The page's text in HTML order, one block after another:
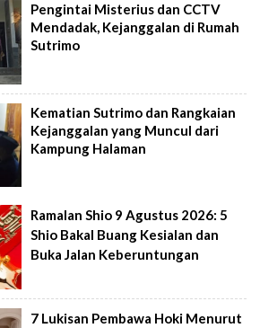
Pengintai Misterius dan CCTV
Mendadak, Kejanggalan di Rumah
Sutrimo
Kematian Sutrimo dan Rangkaian
Kejanggalan yang Muncul dari
Kampung Halaman
Ramalan Shio 9 Agustus 2026: 5
Shio Bakal Buang Kesialan dan
Buka Jalan Keberuntungan
7 Lukisan Pembawa Hoki Menurut